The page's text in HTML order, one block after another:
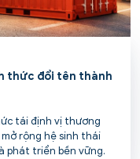
thức đổi tên thành
tái định vị thương
rộng hệ sinh thái
phát triển bền vững.